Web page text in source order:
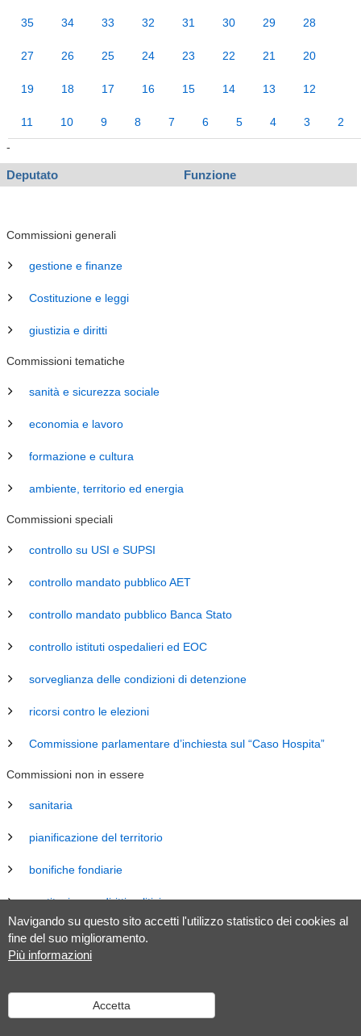
Navigando su questo sito accetti l'utilizzo statistico dei cookies al
fine del suo miglioramento.
Più informazioni
Accetta
35 34 33 32 31 30 29 28
27 26 25 24 23 22 21 20
19 18 17 16 15 14 13 12
11 10 9 8 7 6 5 4 3
2
-
Deputato Funzione
Commissioni generali
gestione e finanze
Costituzione e leggi
giustizia e diritti
Commissioni tematiche
sanità e sicurezza sociale
economia e lavoro
formazione e cultura
ambiente, territorio ed energia
Commissioni speciali
controllo su USI e SUPSI
controllo mandato pubblico AET
controllo mandato pubblico Banca Stato
controllo istituti ospedalieri ed EOC
sorveglianza delle condizioni di detenzione
ricorsi contro le elezioni
Commissione parlamentare d’inchiesta sul “Caso Hospita”
Commissioni non in essere
sanitaria
pianificazione del territorio
bonifiche fondiarie
costituzione e diritti politici
energia